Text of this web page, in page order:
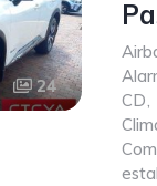
24
CD,